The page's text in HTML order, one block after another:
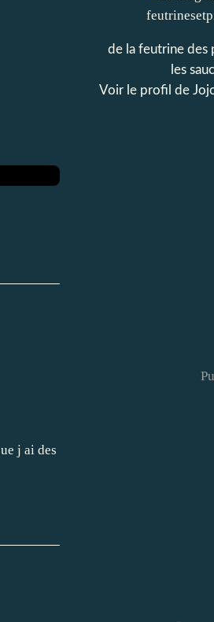
j ai des
de la feutrine des
les
Voir le profil de